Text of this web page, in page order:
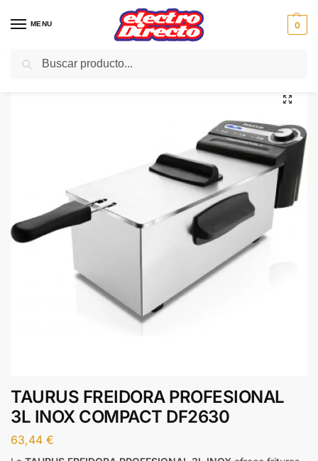
MENU 0
Inicio PAE / Freidoras eléctricas
TAURUS FREIDORA PROFESIONAL
3L INOX COMPACT DF2630
63,44 €